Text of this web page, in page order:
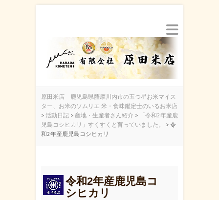
原田米店 鹿児島県薩摩川内市の五つ星お米マイス
ター、お米のソムリエ 米・食味鑑定士のいるお米店
> 活動日記 > 産地・生産者さん紹介 >
「令和2年産鹿
児島コシヒカリ」すくすくと育っていました。
> 令
和2年産鹿児島コシヒカリ
令和2年産鹿児島コ
シヒカリ